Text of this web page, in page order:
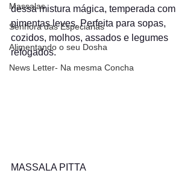
Massalas
Senhora das Especiarias
Alimentando o seu Dosha
News Letter- Na mesma Concha
dessa mistura mágica, temperada com
pimentas leves. Perfeita para sopas,
cozidos, molhos, assados e legumes
refogados.
MASSALA PITTA